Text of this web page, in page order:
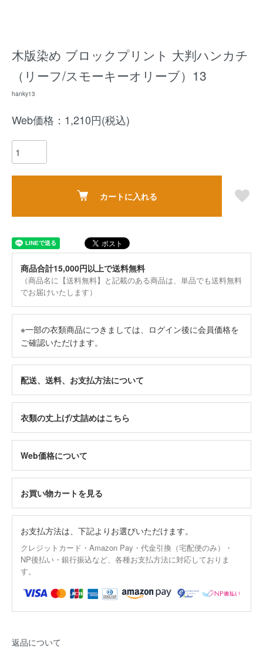
木版染め ブロックプリント 大判ハンカチ
（リーフ/スモーキーオリーブ）13
hanky13
Web価格：1,210円(税込)
カートに入れる
商品合計15,000円以上で送料無料
（商品名に【送料無料】と記載のある商品は、単品でも送料無料
でお届けいたします）
※一部の衣類商品につきましては、ログイン後に会員価格を
ご確認いただけます。
配送、送料、お支払方法について
衣類の丈上げ/丈詰めはこちら
Web価格について
お買い物カートを見る
お支払方法は、下記よりお選びいただけます。
クレジットカード・Amazon Pay・代金引換（宅配便のみ）・
NP後払い・銀行振込など、各種お支払方法に対応しておりま
す。
返品について